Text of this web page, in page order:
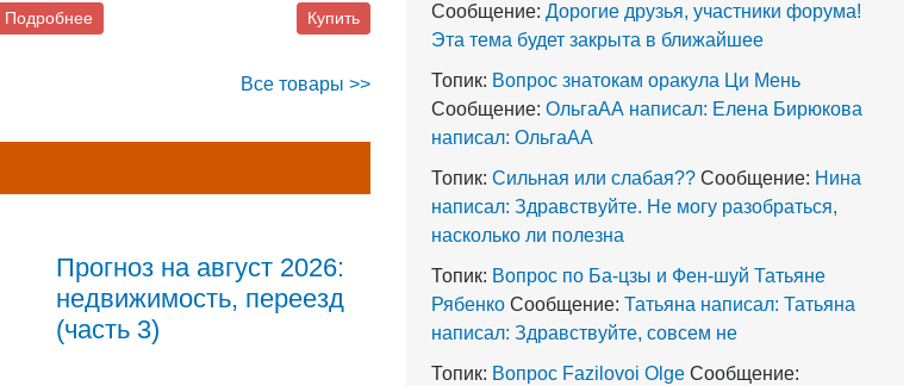
Подробнее
Купить
Все товары >>
Прогноз на август 2026:
недвижимость, переезд
(часть 3)
Сообщение: Дорогие друзья, участники форума!
Эта тема будет закрыта в ближайшее
Топик: Вопрос знатокам оракула Ци Мень
Сообщение: ОльгаАА написал: Елена Бирюкова
написал: ОльгаАА
Топик: Сильная или слабая?? Сообщение: Нина
написал: Здравствуйте. Не могу разобраться,
насколько ли полезна
Топик: Вопрос по Ба-цзы и Фен-шуй Татьяне
Рябенко Сообщение: Татьяна написал: Татьяна
написал: Здравствуйте, совсем не
Топик: Вопрос Fazilovoi Olge Сообщение: